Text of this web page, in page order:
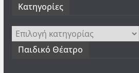
Kατηγορίες
Kατηγορίες
Παιδικό Θέατρο